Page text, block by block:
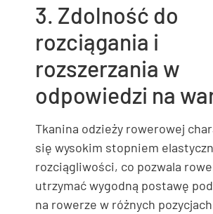
3. Zdolność do
rozciągania i
rozszerzania w
odpowiedzi na
Tkanina odzieży rowerowej
się wysokim stopniem
rozciągliwości, co pozwala
utrzymać wygodną postawę
na rowerze w różnych